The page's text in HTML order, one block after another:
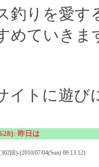
釣りを愛す
めていきま
イトに遊び
昨日は
回)-(2010/07/04(Sun) 09:13:12)